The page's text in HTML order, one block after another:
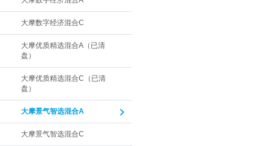
大摩数字经济混合C
大摩优质精选混合A（已清
盘）
大摩优质精选混合C（已清
盘）
大摩景气智选混合A
大摩景气智选混合C